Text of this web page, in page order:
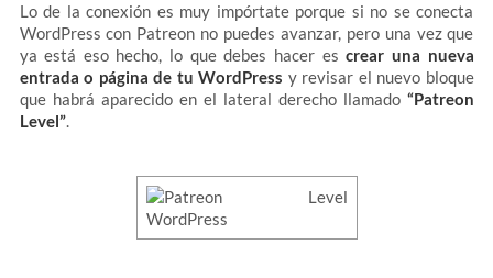
Lo de la conexión es muy impórtate porque si no se conecta
WordPress con Patreon no puedes avanzar, pero una vez que
ya está eso hecho, lo que debes hacer escrear una nueva
entrada o página de tu WordPress y revisar el nuevo bloque
que habrá aparecido en el lateral derecho llamado“Patreon
Level”.